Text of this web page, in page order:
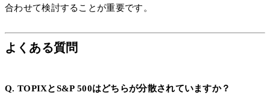
合わせて検討することが重要です。
よくある質問
Q. TOPIXとS&P 500はどちらが分散されていますか？